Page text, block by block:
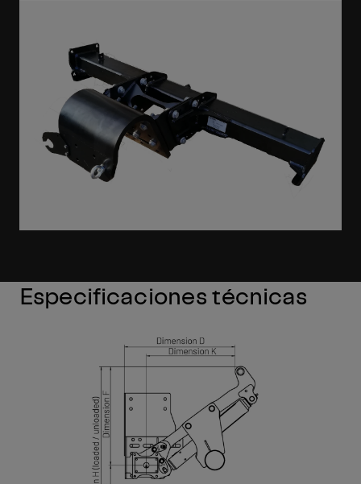
Especificaciones técnicas